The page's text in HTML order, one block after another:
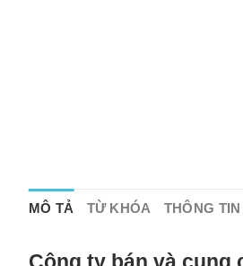
MÔ TẢ TỪ KHÓA THÔNG